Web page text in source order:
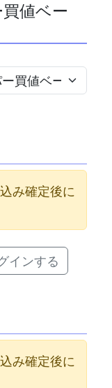
値ベー
み確定後に
インする
み確定後に